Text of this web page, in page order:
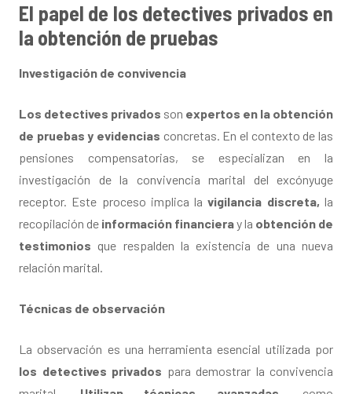
El papel de los detectives privados en
la obtención de pruebas
Investigación de convivencia
Los detectives privados son expertos en la obtención
de pruebas y evidencias concretas. En el contexto de las
pensiones compensatorias, se especializan en la
investigación de la convivencia marital del excónyuge
receptor. Este proceso implica la vigilancia discreta,la
recopilación de información financieray la obtención de
testimonios que respalden la existencia de una nueva
relación marital.
Técnicas de observación
La observación es una herramienta esencial utilizada por
los detectives privados para demostrar la convivencia